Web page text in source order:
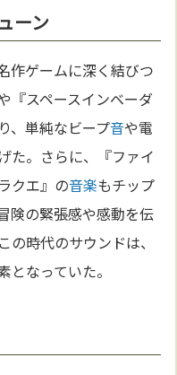
ーン
作ゲームに深く結びつ
『スペースインベーダ
、単純なビープ音や電
た。さらに、『ファイ
クエ』の音楽もチップ
険の緊張感や感動を伝
時代のサウンドは、
となっていた。